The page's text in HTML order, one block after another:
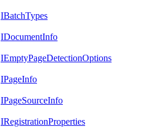
IBatchTypes
IDocumentInfo
IEmptyPageDetectionOptions
IPageInfo
IPageSourceInfo
IRegistrationProperties